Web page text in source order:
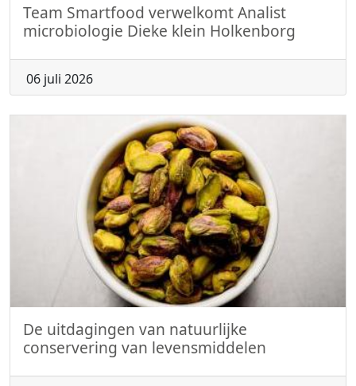
Team Smartfood verwelkomt Analist
microbiologie Dieke klein Holkenborg
06 juli 2026
De uitdagingen van natuurlijke
conservering van levensmiddelen